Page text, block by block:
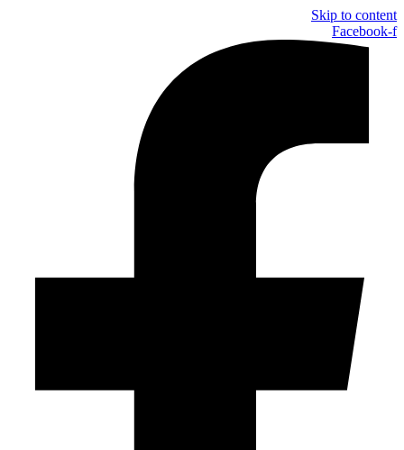
Skip to content
Facebook-f